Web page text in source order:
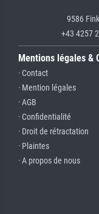
9586
+43 4257
Mentions légales &
· Contact
· Mention légales
· AGB
· Confidentialité
· Droit de rétractation
· Plaintes
· A propos de nous